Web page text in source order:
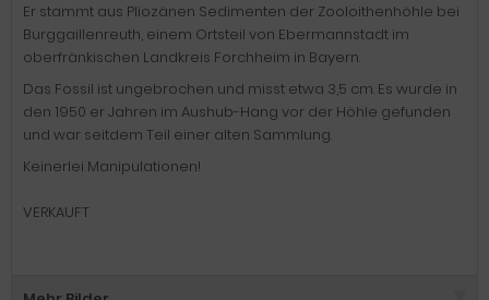
Er stammt aus Pliozänen Sedimenten der Zooloithenhöhle bei
Burggaillenreuth, einem Ortsteil von Ebermannstadt im
oberfränkischen Landkreis Forchheim in Bayern.
Das Fossil ist ungebrochen und misst etwa 3,5 cm. Es wurde in
den 1950 er Jahren im Aushub-Hang vor der Höhle gefunden
und war seitdem Teil einer alten Sammlung.
Keinerlei Manipulationen!
VERKAUFT